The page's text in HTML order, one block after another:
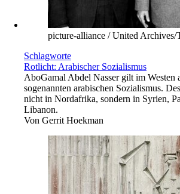
picture-alliance / United Archives/
Schlagworte
Rotlicht: Arabischer Sozialismus
AboGamal Abdel Nasser gilt im Westen
sogenannten arabischen Sozialismus.
nicht in Nordafrika, sondern in Syrien,
Libanon.
Von Gerrit Hoekman